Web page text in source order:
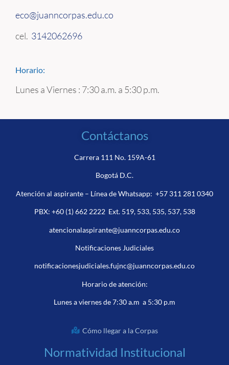
eco@juanncorpas.edu.co
cel. 3142062696
Horario:
Lunes a Viernes : 7:30 a.m. a 5:30 p.m.
Contáctanos
Carrera 111 No. 159A-61
Bogotá D.C.
Atención al aspirante – Línea de Whatsapp: +57 311 281 0340
PBX: +60 (1) 662 2222Ext. 519, 533, 535, 537, 538
atencionalaspirante@juanncorpas.edu.co
Notificaciones Judiciales
notificacionesjudiciales.fujnc@juanncorpas.edu.co
Horario de atención:
Lunes a viernes de 7:30 a.m a 5:30 p.m
Cómo llegar a la Corpas
Normatividad Institucional